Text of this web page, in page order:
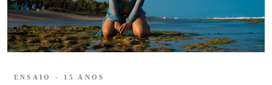
ENSAIO - 15 ANOS